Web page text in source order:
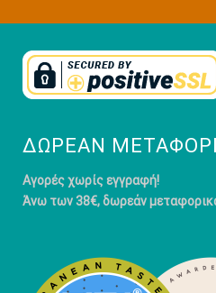
ΔΩΡΕΆΝ
Αγορές χωρίς εγγραφή!
Άνω των 38€, δωρεάν